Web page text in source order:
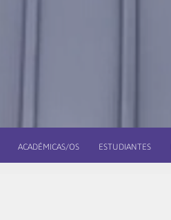
ACADÉMICAS/OS ESTUDIANTES